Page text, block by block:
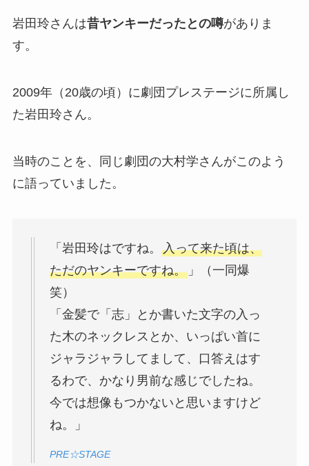
岩田玲さんは昔ヤンキーだったとの噂がありま
す。
2009年（20歳の頃）に劇団プレステージに所属し
た岩田玲さん。
当時のことを、同じ劇団の大村学さんがこのよう
に語っていました。
「岩田玲はですね。 入って来た頃は、
ただのヤンキーですね。」（一同爆
笑）
「金髪で「志」とか書いた文字の入っ
た木のネックレスとか、いっぱい首に
ジャラジャラしてまして、口答えはす
るわで、かなり男前な感じでしたね。
今では想像もつかないと思いますけど
ね。」
PRE☆STAGE